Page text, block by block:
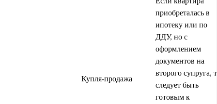
Купля-продажа
приобреталась в
ипотеку или по
ДДУ, но с
оформлением
документов на
второго супруга,
следует быть
готовым к